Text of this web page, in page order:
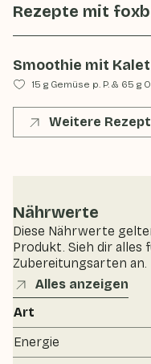
Rezepte mit
Smoothie mit
15 g Gemüse p. P. & 65 g
Weitere
Nährwerte
Diese Nährwerte
Produkt. Sieh dir alles
Zubereitungsarten an.
Alles anzeigen
Art
Energie